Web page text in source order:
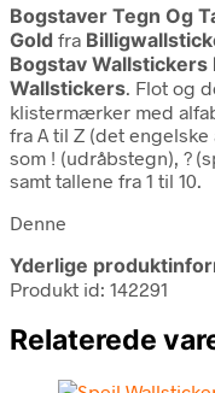
Bogstaver Tegn Og
Gold fra
Bogstav
Wallstickers. Flot og
klistermærker med
fra A til Z (det
som ! (udråbstegn), ?
samt tallene fra 1 til 10.
Denne
Yderlige
Produkt id: 142291
Relaterede